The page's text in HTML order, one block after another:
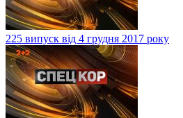
225 випуск від 4 грудня 2017 року